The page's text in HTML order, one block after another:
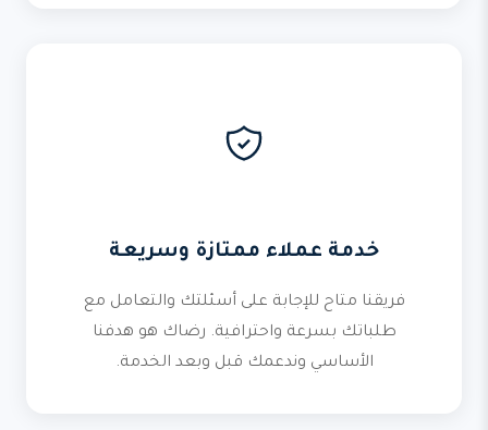
خدمة عملاء ممتازة وسريعة
فريقنا متاح للإجابة على أسئلتك والتعامل مع
طلباتك بسرعة واحترافية. رضاك هو هدفنا
الأساسي وندعمك قبل وبعد الخدمة.